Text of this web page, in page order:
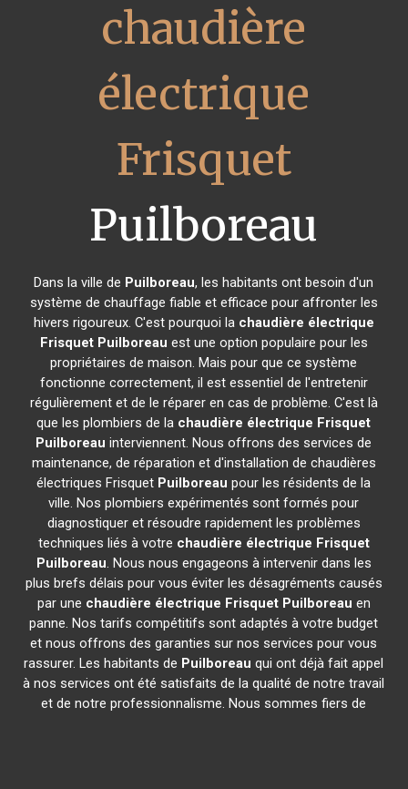
chaudière
électrique
Frisquet
Puilboreau
Dans la ville de Puilboreau, les habitants ont besoin d'un
système de chauffage fiable et efficace pour affronter les
hivers rigoureux. C'est pourquoi la chaudière électrique
Frisquet Puilboreau est une option populaire pour les
propriétaires de maison. Mais pour que ce système
fonctionne correctement, il est essentiel de l'entretenir
régulièrement et de le réparer en cas de problème. C'est là
que les plombiers de la chaudière électrique Frisquet
Puilboreau interviennent. Nous offrons des services de
maintenance, de réparation et d'installation de chaudières
électriques Frisquet Puilboreau pour les résidents de la
ville. Nos plombiers expérimentés sont formés pour
diagnostiquer et résoudre rapidement les problèmes
techniques liés à votre chaudière électrique Frisquet
Puilboreau. Nous nous engageons à intervenir dans les
plus brefs délais pour vous éviter les désagréments causés
par une chaudière électrique Frisquet Puilboreau en
panne. Nos tarifs compétitifs sont adaptés à votre budget
et nous offrons des garanties sur nos services pour vous
rassurer. Les habitants de Puilboreau qui ont déjà fait appel
à nos services ont été satisfaits de la qualité de notre travail
et de notre professionnalisme. Nous sommes fiers de